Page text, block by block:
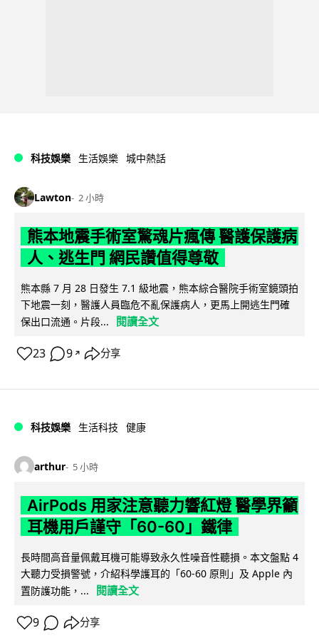
科技娛樂 生活娛樂 城中熱話
Lawton 2 小時
熊本地震手術室驚魂片瘋傳 醫護保護病
人、逃生門 網民讚值得尊敬
熊本縣 7 月 28 日發生 7.1 級地震，熊本綜合醫院手術室鏡頭拍
下地震一刻，醫護人員臨危不亂保護病人，更馬上開逃生門確
保出口流通。片段...
閱讀全文
23 9 ↗ 分享
科技娛樂 生活科技 健康
arthur 5 小時
AirPods 用家注意聽力響紅燈 醫學界籲
耳機用戶謹守「60-60」鐵律
長時間高音量佩戴耳機可能導致永久性噪音性聽損。本文盤點 4
大聽力受損警號，介紹科學護耳的「60-60 原則」及 Apple 內
置防護功能，...
閱讀全文
9 分享